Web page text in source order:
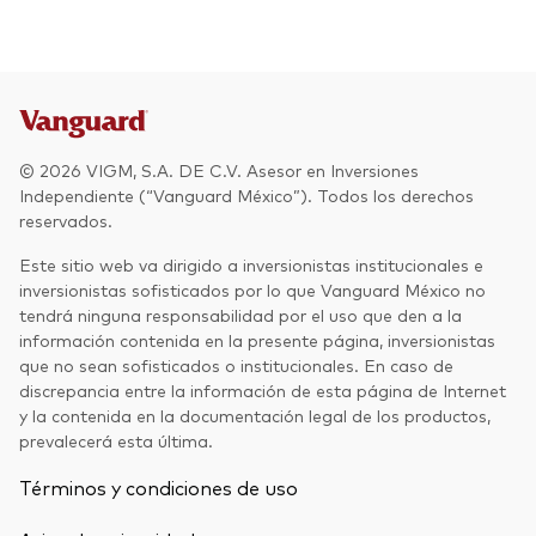
Fondos Mutuos UCITS
© 2026 VIGM, S.A. DE C.V. Asesor en Inversiones
Independiente (“Vanguard México”). Todos los derechos
reservados.
Este sitio web va dirigido a inversionistas institucionales e
inversionistas sofisticados por lo que Vanguard México no
tendrá ninguna responsabilidad por el uso que den a la
información contenida en la presente página, inversionistas
que no sean sofisticados o institucionales. En caso de
discrepancia entre la información de esta página de Internet
y la contenida en la documentación legal de los productos,
prevalecerá esta última.
Términos y condiciones de uso